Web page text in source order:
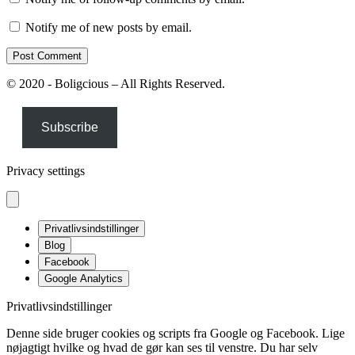
Notify me of new posts by email.
© 2020 - Boligcious – All Rights Reserved.
Subscribe
Privacy settings
Privatlivsindstillinger
Blog
Facebook
Google Analytics
Privatlivsindstillinger
Denne side bruger cookies og scripts fra Google og Facebook. Lige
nøjagtigt hvilke og hvad de gør kan ses til venstre. Du har selv